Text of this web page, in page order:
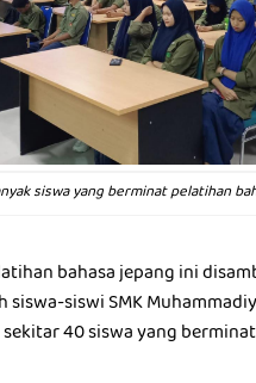
siswa yang berminat pelatihan
bahasa jepang ini
siswa-siswi SMK
40 siswa yang